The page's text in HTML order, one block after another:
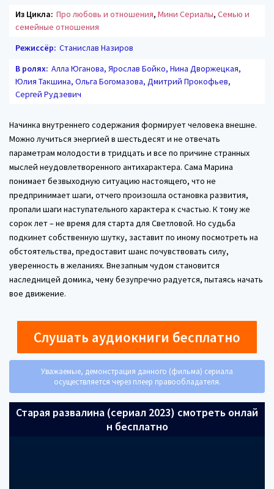
Из Цикла: Про любовь и отношения, Мини Сериалы, Семью и
семейные отношения
Режиссёр: Станислав Назиров
В ролях: Алла Юганова, Ярослав Бойко, Нина Дворжецкая,
Юлия Такшина, Ольга Богомазова, Дмитрий Прокофьев,
Сергей Рудзевич
Начинка внутреннего содержания формирует человека внешне.
Можно лучиться энергией в шестьдесят и не отвечать
параметрам молодости в тридцать и все по причине странных
мыслей неудовлетворенного антихарактера. Сама Марина
понимает безвыходную ситуацию настоящего, что не
предпринимает шаги, отчего произошла остановка развития,
пропали шаги наступательного характера к счастью. К тому же
сорок лет – не время для старта для Светловой. Но судьба
подкинет собственную шутку, заставит по иному посмотреть на
обстоятельства, предоставит шанс почувствовать силу,
уверенность в желаниях. Внезапным чудом становится
наследницей домика, чему безупречно радуется, пытаясь начать
вое движение.
Слушать аудиокниги бесплатно
Уважаемые, демонстрация данного (фильма) сериала
осуществляется через плеер правообладателя.
Старая развалина (сериал 2023) смотреть онлай
н бесплатно